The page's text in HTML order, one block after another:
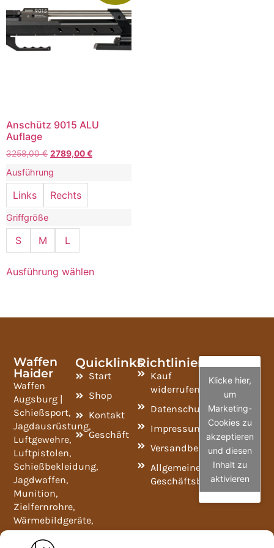
Anschütz 9015 ALU
Auflage
3258,00€ 2789,00€
Ausführung
Links Rechts
Griffgröße
S M L
Ausführung wählen
Waffen
Haider
Waffen
Augsburg |
Schießsport,
Jagdausrüstung,
Luftgewehre,
Luftpistolen,
Schießbekleidung,
Jagdwaffen,
Munition,
Zielfernrohre,
Wärmebildgeräte,
Ferngläser,
Quicklinks
Start
Shop
Kontakt
Geschäft
Richtlinien
Kauf
widerrufen
Datenschutzrichtlinie
Impressum
Versandbedingungen
Allgemeine
Geschäftsbedingungen
Klicke hier,
um
Marketing-
Cookies zu
akzeptieren
und diesen
Inhalt zu
aktivieren